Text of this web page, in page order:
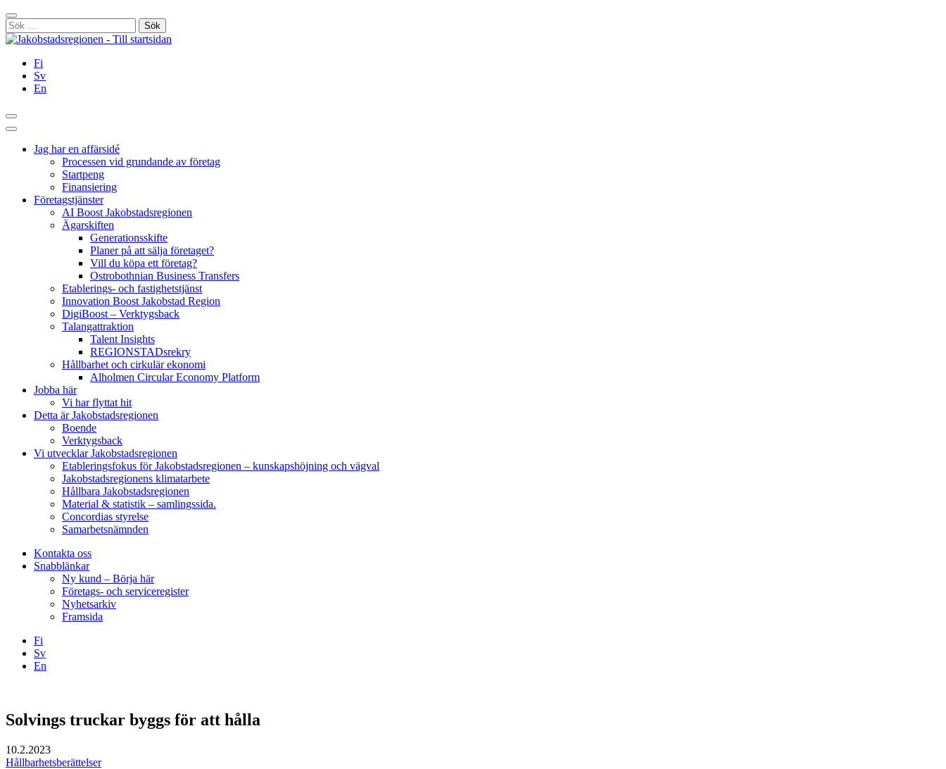
Hoppa
till
innehållet
Stäng
Sök
efter:
Fi
Sv
En
Sök
Huvudmeny
Jag har en affärsidé
Processen vid grundande av företag
Startpeng
Finansiering
Företagstjänster
AI Boost Jakobstadsregionen
Ägarskiften
Generationsskifte
Planer på att sälja företaget?
Vill du köpa ett företag?
Ostrobothnian Business Transfers
Etablerings- och fastighetstjänst
Innovation Boost Jakobstad Region
DigiBoost – Verktygsback
Talangattraktion
Talent Insights
REGIONSTADsrekry
Hållbarhet och cirkulär ekonomi
Alholmen Circular Economy Platform
Jobba här
Vi har flyttat hit
Detta är Jakobstadsregionen
Boende
Verktygsback
Vi utvecklar Jakobstadsregionen
Etableringsfokus för Jakobstadsregionen – kunskapshöjning och vägval
Jakobstadsregionens klimatarbete
Hållbara Jakobstadsregionen
Material & statistik – samlingssida.
Concordias styrelse
Samarbetsnämnden
Kontakta oss
Snabblänkar
Ny kund – Börja här
Företags- och serviceregister
Nyhetsarkiv
Framsida
Fi
Sv
En
Solvings truckar byggs för att hålla
10.2.2023
Hållbarhetsberättelser